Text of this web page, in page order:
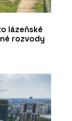
lázeňské
rozvody